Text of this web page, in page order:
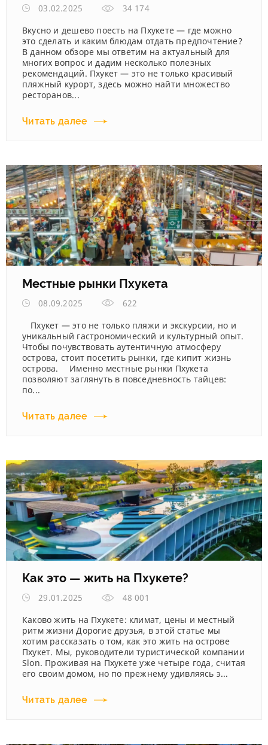
03.02.2025
34 174
Вкусно и дешево поесть на Пхукете — где можно
это сделать и каким блюдам отдать предпочтение?
В данном обзоре мы ответим на актуальный для
многих вопрос и дадим несколько полезных
рекомендаций. Пхукет — это не только красивый
пляжный курорт, здесь можно найти множество
ресторанов...
Читать далее
Местные рынки Пхукета
08.09.2025
622
Пхукет — это не только пляжи и экскурсии, но и
уникальный гастрономический и культурный опыт.
Чтобы почувствовать аутентичную атмосферу
острова, стоит посетить рынки, где кипит жизнь
острова. Именно местные рынки Пхукета
позволяют заглянуть в повседневность тайцев:
по...
Читать далее
Как это — жить на Пхукете?
29.01.2025
48 001
Каково жить на Пхукете: климат, цены и местный
ритм жизни Дорогие друзья, в этой статье мы
хотим рассказать о том, как это жить на острове
Пхукет. Мы, руководители туристической компании
Slon. Проживая на Пхукете уже четыре года, считая
его своим домом, но по прежнему удивляясь э...
Читать далее